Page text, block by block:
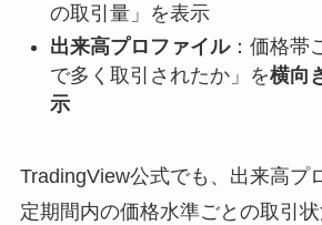
の取引量」を表示
出来高プロファイル：価格帯
で多く取引されたか」を横向
示
TradingView公式でも、出来高プ
定期間内の価格水準ごとの取引